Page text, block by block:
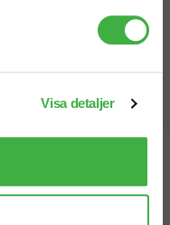
Visa detaljer